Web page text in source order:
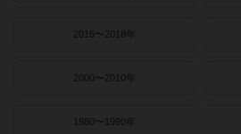
2016〜2018年
2000〜2010年
1980〜1990年